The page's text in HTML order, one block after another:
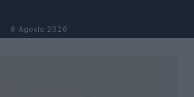
8 Agosto 2026